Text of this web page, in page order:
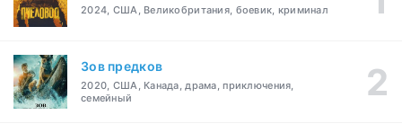
2024, США, Великобритания, боевик, криминал
Зов предков
2020, США, Канада, драма, приключения,
семейный